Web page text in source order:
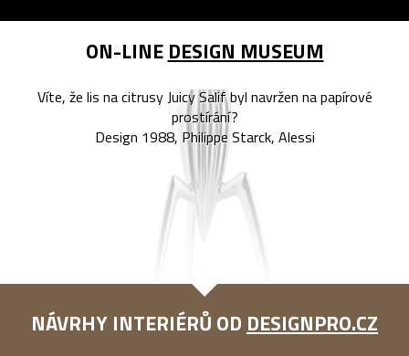
ON-LINE DESIGN MUSEUM
Víte, že lis na citrusy Juicy Salif byl navržen na papírové
prostírání?
Design 1988, Philippe Starck, Alessi
NÁVRHY INTERIÉRŮ OD DESIGNPRO.CZ